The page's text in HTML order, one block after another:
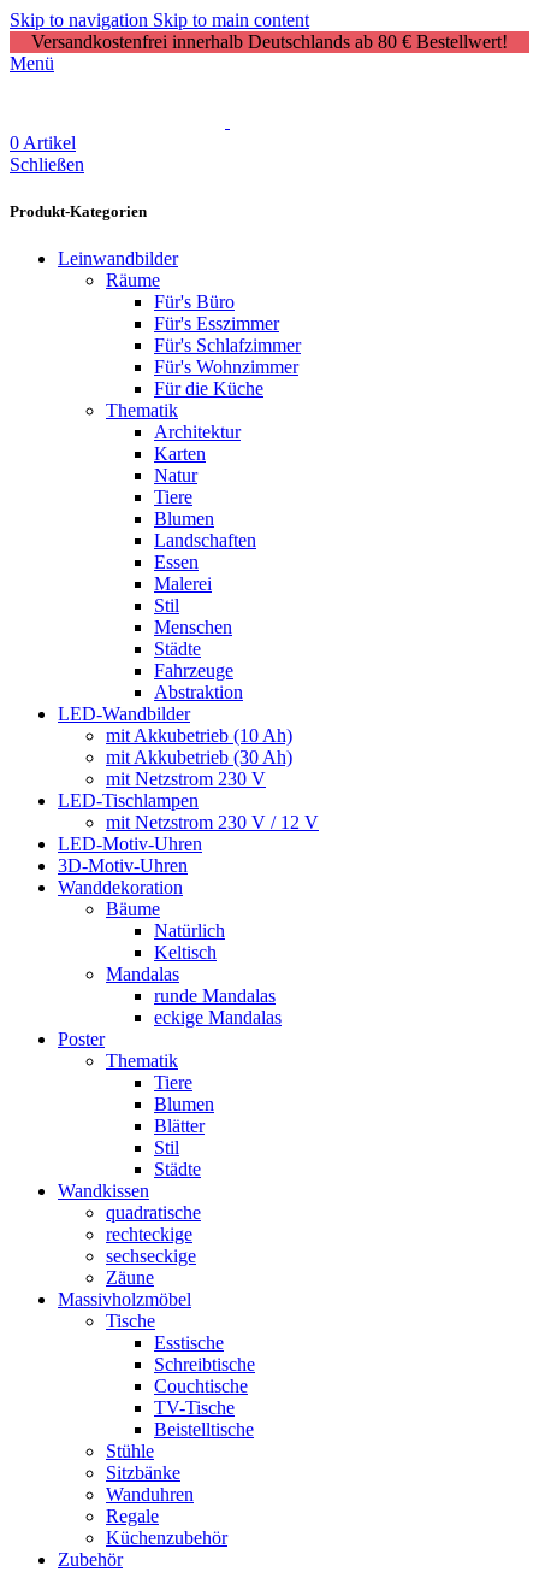
Skip to navigation Skip to main content
Versandkostenfrei innerhalb Deutschlands ab 80 € Bestellwert!
Menü
0 Artikel
Schließen
Produkt-Kategorien
Leinwandbilder
Räume
Für's Büro
Für's Esszimmer
Für's Schlafzimmer
Für's Wohnzimmer
Für die Küche
Thematik
Architektur
Karten
Natur
Tiere
Blumen
Landschaften
Essen
Malerei
Stil
Menschen
Städte
Fahrzeuge
Abstraktion
LED-Wandbilder
mit Akkubetrieb (10 Ah)
mit Akkubetrieb (30 Ah)
mit Netzstrom 230 V
LED-Tischlampen
mit Netzstrom 230 V / 12 V
LED-Motiv-Uhren
3D-Motiv-Uhren
Wanddekoration
Bäume
Natürlich
Keltisch
Mandalas
runde Mandalas
eckige Mandalas
Poster
Thematik
Tiere
Blumen
Blätter
Stil
Städte
Wandkissen
quadratische
rechteckige
sechseckige
Zäune
Massivholzmöbel
Tische
Esstische
Schreibtische
Couchtische
TV-Tische
Beistelltische
Stühle
Sitzbänke
Wanduhren
Regale
Küchenzubehör
Zubehör